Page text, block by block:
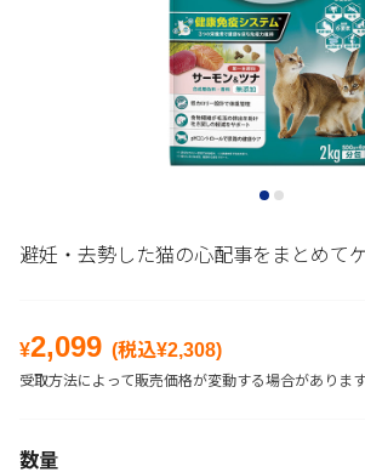
避妊・去勢した猫の心配事をまとめて
¥2,099 (税込¥2,308)
受取方法によって販売価格が変動する場合があります
数量